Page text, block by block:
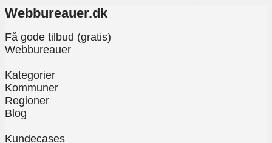
Webbureauer.dk
Få gode tilbud (gratis)
Webbureauer
Kategorier
Kommuner
Regioner
Blog
Kundecases